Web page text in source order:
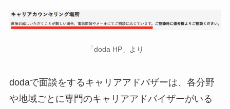
「doda HP」より
dodaで面談をするキャリアアドバザーは、各分野
や地域ごとに専門のキャリアアドバイザーがいる